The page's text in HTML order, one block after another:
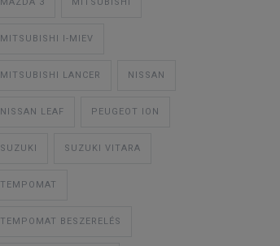
MITSUBISHI I-MIEV
MITSUBISHI LANCER NISSAN
NISSAN LEAF PEUGEOT ION
SUZUKI SUZUKI VITARA
TEMPOMAT
TEMPOMAT BESZERELÉS